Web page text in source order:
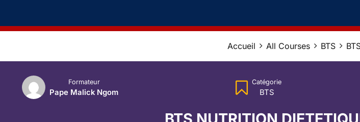
Accueil All Courses BTS
Formateur
Pape Malick Ngom
Catégorie
BTS